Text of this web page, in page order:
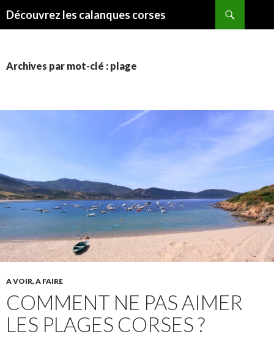
Découvrez les calanques corses
Archives par mot-clé : plage
A VOIR, A FAIRE
COMMENT NE PAS AIMER
LES PLAGES CORSES ?